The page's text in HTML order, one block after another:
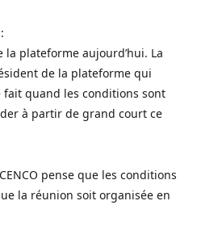
la plateforme aujourd’hui. La
de la plateforme qui
quand les conditions sont
à partir de grand court ce
pense que les conditions
la réunion soit organisée en